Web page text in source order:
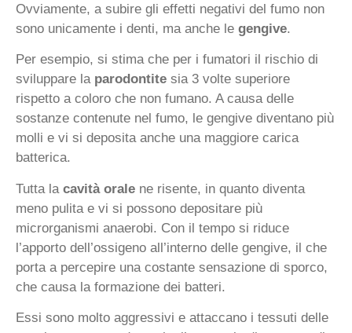
Ovviamente, a subire gli effetti negativi del fumo non
sono unicamente i denti, ma anche le gengive.
Per esempio, si stima che per i fumatori il rischio di
sviluppare la parodontite sia 3 volte superiore
rispetto a coloro che non fumano. A causa delle
sostanze contenute nel fumo, le gengive diventano più
molli e vi si deposita anche una maggiore carica
batterica.
Tutta la cavità orale ne risente, in quanto diventa
meno pulita e vi si possono depositare più
microrganismi anaerobi. Con il tempo si riduce
l’apporto dell’ossigeno all’interno delle gengive, il che
porta a percepire una costante sensazione di sporco,
che causa la formazione dei batteri.
Essi sono molto aggressivi e attaccano i tessuti delle